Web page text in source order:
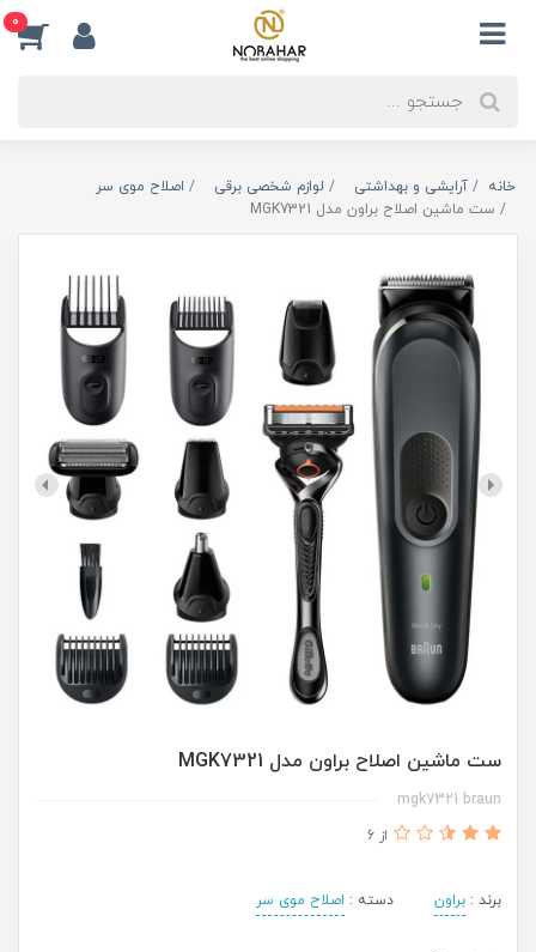
0
خانه آرایشی و بهداشتی لوازم شخصی برقی
اصلاح موی سر
ست ماشین اصلاح براون مدل MGK7321
ست ماشین اصلاح براون مدل MGK7321
mgk7321 braun
از 6
برند : براون دسته : اصلاح موی سر